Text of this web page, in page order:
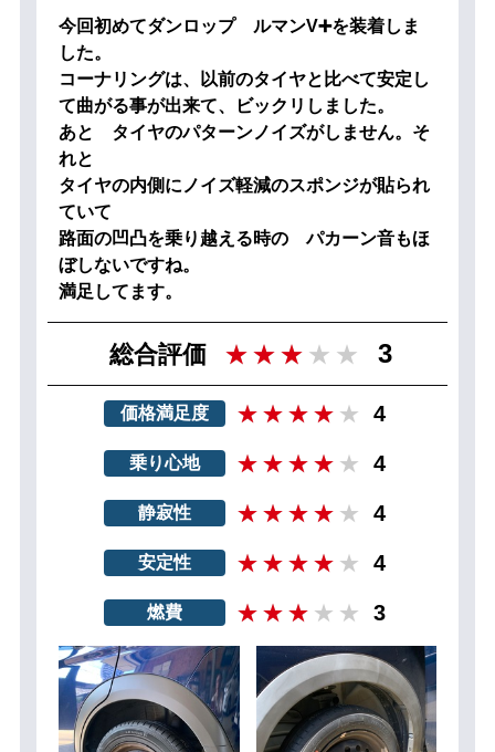
今回初めてダンロップ ルマンV➕を装着しま
した。
コーナリングは、以前のタイヤと比べて安定し
て曲がる事が出来て、ビックリしました。
あと タイヤのパターンノイズがしません。そ
れと
タイヤの内側にノイズ軽減のスポンジが貼られ
ていて
路面の凹凸を乗り越える時の パカーン音もほ
ぼしないですね。
満足してます。
総合評価 3
価格満足度 4
乗り心地 4
静寂性 4
安定性 4
燃費 3